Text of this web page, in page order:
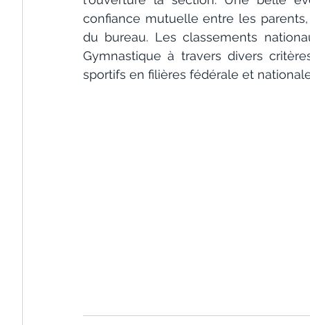
confiance mutuelle entre les
du bureau. Les classements
Gymnastique à travers divers
sportifs en filières fédérale et